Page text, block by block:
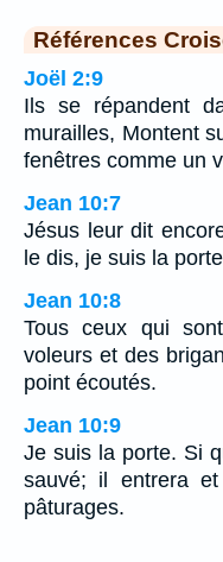
Références
Joël 2:9
Ils se répandent
murailles, Montent
fenêtres comme un
Jean 10:7
Jésus leur dit
le dis, je suis la
Jean 10:8
Tous ceux qui
voleurs et des
point écoutés.
Jean 10:9
Je suis la porte. Si
sauvé; il entrera
pâturages.